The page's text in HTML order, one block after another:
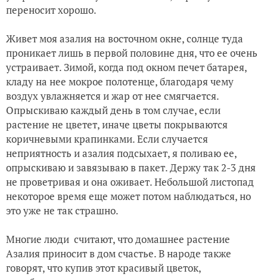
переносит хорошо.
Живет моя азалия на восточном окне, солнце туда
проникает лишь в первой половине дня, что ее очень
устраивает. Зимой, когда под окном печет батарея,
кладу на нее мокрое полотенце, благодаря чему
воздух увлажняется и жар от нее смягчается.
Опрыскиваю каждый день в том случае, если
растение не цветет, иначе цветы покрываются
коричневыми крапинками. Если случается
неприятность и азалия подсыхает, я поливаю ее,
опрыскиваю и завязываю в пакет. Держу так 2-3 дня
не проветривая и она оживает. Небольшой листопад
некоторое время еще может потом наблюдаться, но
это уже не так страшно.
Многие люди считают, что домашнее растение
Азалия приносит в дом счастье. В народе также
говорят, что купив этот красивый цветок,